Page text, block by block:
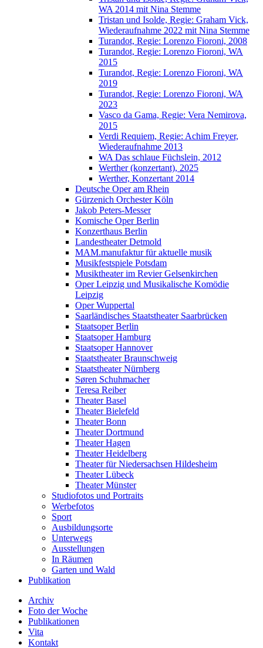
WA 2014 mit Nina Stemme
Tristan und Isolde, Regie: Graham Vick,
Wiederaufnahme 2022 mit Nina Stemme
Turandot, Regie: Lorenzo Fioroni, 2008
Turandot, Regie: Lorenzo Fioroni, WA
2015
Turandot, Regie: Lorenzo Fioroni, WA
2019
Turandot, Regie: Lorenzo Fioroni, WA
2023
Vasco da Gama, Regie: Vera Nemirova,
2015
Verdi Requiem, Regie: Achim Freyer,
Wiederaufnahme 2013
WA Das schlaue Füchslein, 2012
Werther (konzertant), 2025
Werther, Konzertant 2014
Deutsche Oper am Rhein
Gürzenich Orchester Köln
Jakob Peters-Messer
Komische Oper Berlin
Konzerthaus Berlin
Landestheater Detmold
MAM.manufaktur für aktuelle musik
Musikfestspiele Potsdam
Musiktheater im Revier Gelsenkirchen
Oper Leipzig und Musikalische Komödie
Leipzig
Oper Wuppertal
Saarländisches Staatstheater Saarbrücken
Staatsoper Berlin
Staatsoper Hamburg
Staatsoper Hannover
Staatstheater Braunschweig
Staatstheater Nürnberg
Søren Schuhmacher
Teresa Reiber
Theater Basel
Theater Bielefeld
Theater Bonn
Theater Dortmund
Theater Hagen
Theater Heidelberg
Theater für Niedersachsen Hildesheim
Theater Lübeck
Theater Münster
Studiofotos und Portraits
Werbefotos
Sport
Ausbildungsorte
Unterwegs
Ausstellungen
In Räumen
Garten und Wald
Publikation
Archiv
Foto der Woche
Publikationen
Vita
Kontakt